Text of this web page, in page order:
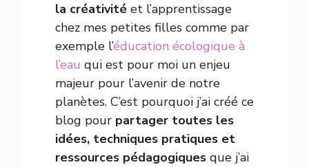
la créativité et l’apprentissage
chez mes petites filles comme par
exemple l’éducation écologique à
l’eau qui est pour moi un enjeu
majeur pour l’avenir de notre
planètes. C’est pourquoi j’ai créé ce
blog pour partager toutes les
idées, techniques pratiques et
ressources pédagogiques que j’ai